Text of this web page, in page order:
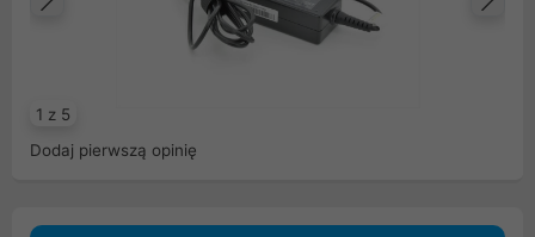
1 z 5
Poprzedni
Dodaj pierwszą opinię